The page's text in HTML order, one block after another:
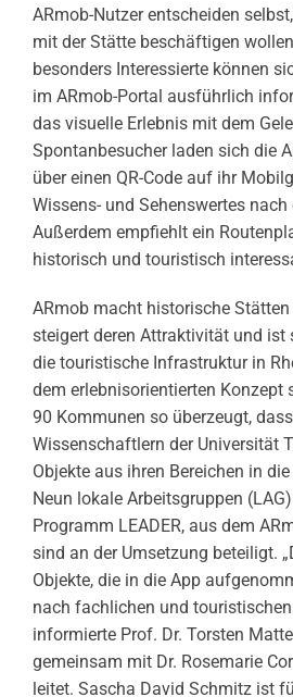
ARmob-Nutzer entscheiden
mit der Stätte beschäftigen
besonders Interessierte können
im ARmob-Portal ausführlich
das visuelle Erlebnis mit dem
Spontanbesucher laden sich die
über einen QR-Code auf ihr
Wissens- und Sehenswertes nach
Außerdem empfiehlt ein
historisch und touristisch
ARmob macht historische
steigert deren Attraktivität und ist
die touristische Infrastruktur in
dem erlebnisorientierten Konzept
90 Kommunen so überzeugt,
Wissenschaftlern der Universität
Objekte aus ihren Bereichen in
Neun lokale Arbeitsgruppen
Programm LEADER, aus dem
sind an der Umsetzung beteiligt.
Objekte, die in die App
nach fachlichen und touristischen
informierte Prof. Dr. Torsten
gemeinsam mit Dr. Rosemarie
leitet. Sascha David Schmitz ist